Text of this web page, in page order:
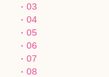
03
04
05
06
07
08